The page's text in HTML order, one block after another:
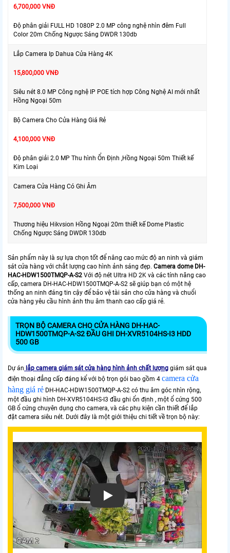
6,700,000 VNĐ
Độ phân giải FULL HD 1080P 2.0 MP công nghệ nhìn đêm Full
Color 20m Chống Ngược Sáng DWDR 130db
Lắp Camera Ip Dahua Cửa Hàng 4K
15,800,000 VNĐ
Siêu nét 8.0 MP Công nghệ IP POE tích hợp Công Nghệ AI mới nhất
Hồng Ngoại 50m
Bộ Camera Cho Cửa Hàng Giá Rẻ
4,100,000 VNĐ
Độ phân giải 2.0 MP Thu hình Ổn Định ,Hồng Ngoại 50m Thiết kế
Kim Loại
Camera Cửa Hàng Có Ghi Âm
7,500,000 VNĐ
Thương hiệu Hikvsion Hồng Ngoại 20m thiết kế Dome Plastic
Chống Ngược Sáng DWDR 130db
Sản phẩm này là sự lựa chọn tốt để nâng cao mức độ an ninh và giám
sát cửa hàng với chắt lượng cao hình ảnh sáng đẹp. Camera dome DH-
HAC-HDW1500TMQP-A-S2 Với độ nét Ultra HD 2K và các tính năng cao
cấp, camera DH-HAC-HDW1500TMQP-A-S2 sẽ giúp bạn có một hệ
thống an ninh đáng tin cậy để bảo vệ tài sản cho cửa hàng và chuổi
cửa hàng yêu cầu hình ảnh thu âm thanh cao cấp giá rẻ.
TRỌN BỘ CAMERA CHO CỬA HÀNG DH-HAC-
HDW1500TMQP-A-S2 ĐẦU GHI DH-XVR5104HS-I3 HDD
500 GB
Dự án lắp camera giám sát cửa hàng hình ảnh chất lượng giám sát qua
điện thoại đẳng cấp đáng kể với bộ trọn gói bao gồm 4 camera cửa
hàng giá rẻ DH-HAC-HDW1500TMQP-A-S2 có thu âm góc nhìn rộng,
một đầu ghi hình DH-XVR5104HS-I3 đầu ghi ổn định , một ổ cứng 500
GB ổ cứng chuyên dụng cho camera, và các phụ kiện cần thiết để lắp
đặt camera siêu nét. Dưới đây là một giới thiệu chi tiết về trọn bộ này: